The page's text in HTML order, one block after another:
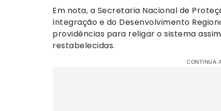
Em nota, a Secretaria Nacional de
Integração e do Desenvolvimento
providências para religar o sistema
restabelecidas.
CONTINUA